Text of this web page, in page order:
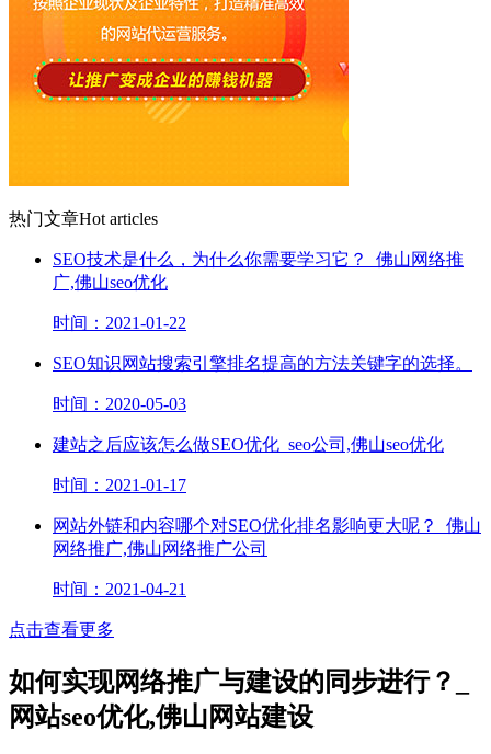
热门文章Hot articles
SEO技术是什么，为什么你需要学习它？_佛山网络推
广,佛山seo优化
时间：2021-01-22
SEO知识网站搜索引擎排名提高的方法关键字的选择。
时间：2020-05-03
建站之后应该怎么做SEO优化_seo公司,佛山seo优化
时间：2021-01-17
网站外链和内容哪个对SEO优化排名影响更大呢？_佛山
网络推广,佛山网络推广公司
时间：2021-04-21
点击查看更多
如何实现网络推广与建设的同步进行？_
网站seo优化,佛山网站建设